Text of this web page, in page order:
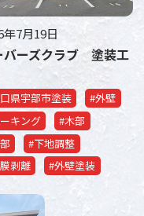
年7月19日
バーズクラブ 塗装工
県宇部市塗装
#外壁
キング
#木部
#下地調整
剥離
#外壁塗装